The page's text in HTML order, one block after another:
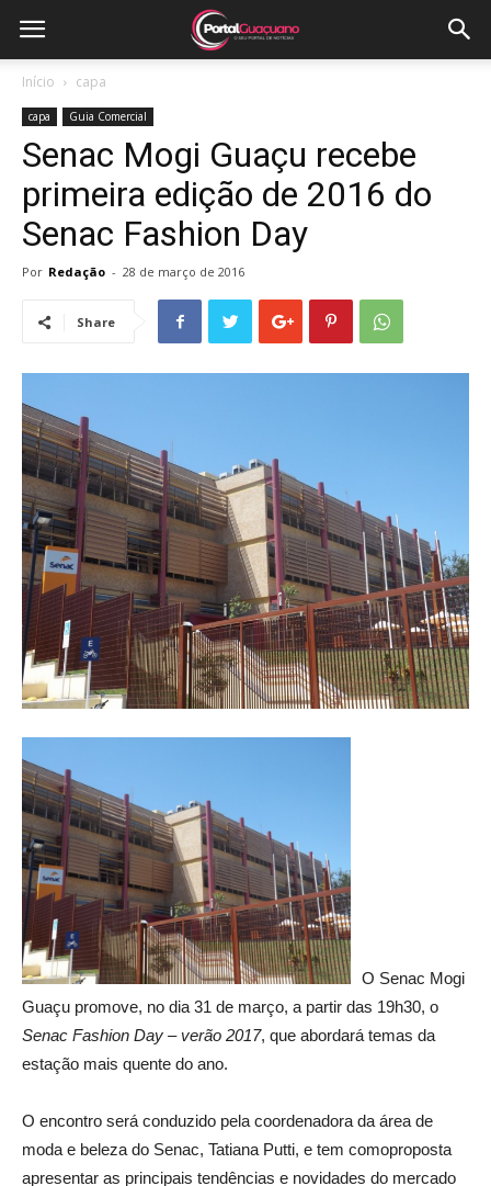
Início capa
capa Guia Comercial
Senac Mogi Guaçu recebe
primeira edição de 2016 do
Senac Fashion Day
Por Redação - 28 de março de 2016
Share
O Senac Mogi
Guaçu promove, no dia 31 de março, a partir das 19h30, o
Senac Fashion Day – verão 2017, que abordará temas da
estação mais quente do ano.
O encontro será conduzido pela coordenadora da área de
moda e beleza do Senac, Tatiana Putti, e tem comoproposta
apresentar as principais tendências e novidades do mercado